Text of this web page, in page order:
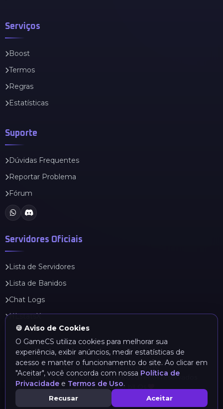
Serviços
Boost
Termos
Regras
Estatísticas
Suporte
Dúvidas Frequentes
Reportar Problema
Fórum
Servidores Oficiais
Lista de Servidores
Lista de Banidos
Chat Logs
HLstatsX
Distribuído por www.hst.srv.br
GameCS © 2022 - 2026 - Todos os direitos reservados
Desenvolvido por bILOs
🍪 Aviso de Cookies
O GameCS utiliza cookies para melhorar sua
experiência, exibir anúncios, medir estatísticas de
acesso e manter o funcionamento do site. Ao clicar em
"Aceitar", você concorda com nossa Política de
Privacidade e Termos de Uso.
Recusar Aceitar